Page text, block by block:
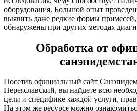
оборудования. Большой опыт
выявить даже редкие формы
обнаружены при других методах
Обработка от
Посетив официальный сайт
Переяславский, вы найдете всю
цели и специфике каждой услуги,
На этом же ресурсе можно